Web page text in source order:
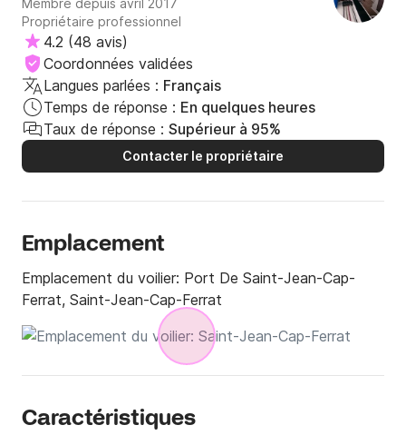
Patrick pressé d’aller à son prochain mouillage pour la nuit..
bref, le bateau et Patrick pas top, la Côte d’Azur et la
météo font le reste !
Membre depuis avril 2017
Propriétaire professionnel
4.2 (48 avis)
Coordonnées validées
Langues parlées : Français
Temps de réponse : En quelques heures
Taux de réponse : Supérieur à 95%
Contacter le propriétaire
Emplacement
Emplacement du voilier: Port De Saint-Jean-Cap-
Ferrat, Saint-Jean-Cap-Ferrat
Caractéristiques